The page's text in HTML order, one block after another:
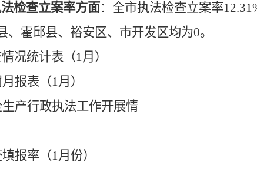
检查立案率方面：全市执法检查立案率
、霍邱县、裕安区、市开发区均为0。
况统计表（1月）
报表 （1月 ）
产行政执法工作开展情
报率（1月份）